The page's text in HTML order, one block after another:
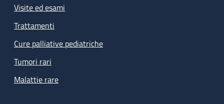
Visite ed esami
Trattamenti
Cure palliative pediatriche
Tumori rari
Malattie rare